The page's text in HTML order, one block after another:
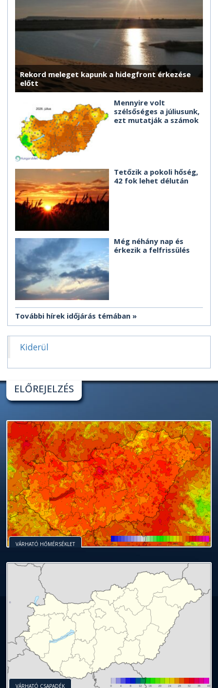
Rekord meleget kapunk a hidegfront érkezése
előtt
Mennyire volt
szélsőséges a júliusunk,
ezt mutatják a számok
Tetőzik a pokoli hőség,
42 fok lehet délután
Még néhány nap és
érkezik a felfrissülés
További hírek időjárás témában
Kiderül
ELŐREJELZÉS
VÁRHATÓ HŐMÉRSÉKLET
VÁRHATÓ CSAPADÉK